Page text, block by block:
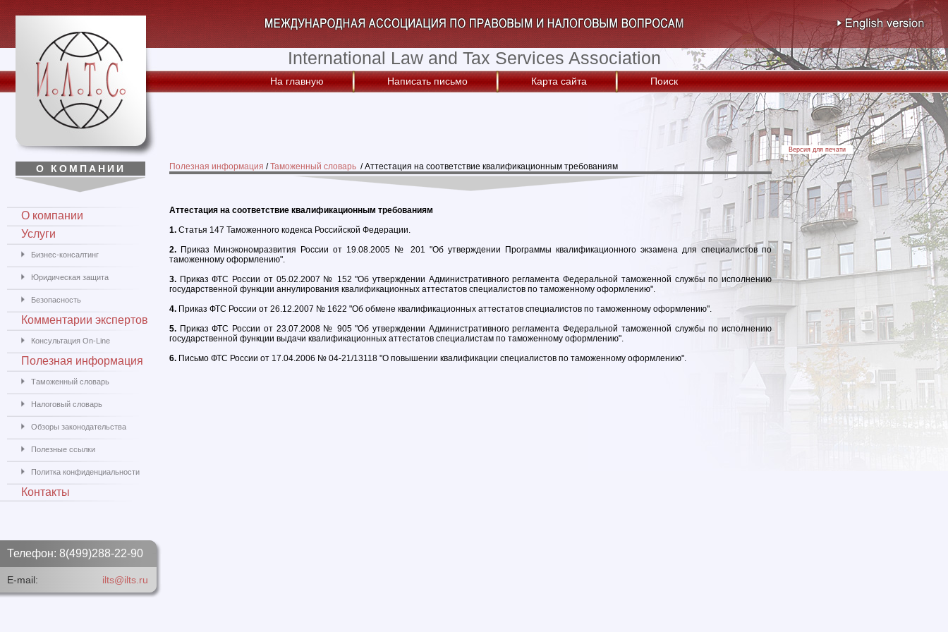
International Law and Tax Services Association
На главную Написать письмо Карта сайта Поиск
Полезная информация /Таможенный словарь /Аттестация на соответствие квалификационным требованиям
Аттестация на соответствие квалификационным требованиям
1. Статья 147 Таможенного кодекса Российской Федерации.
2. Приказ Минэкономразвития России от 19.08.2005 № 201 "Об утверждении Программы квалификационного экзамена для специалистов по
таможенному оформлению".
3. Приказ ФТС России от 05.02.2007 № 152 "Об утверждении Административного регламента Федеральной таможенной службы по исполнению
государственной функции аннулирования квалификационных аттестатов специалистов по таможенному оформлению".
4. Приказ ФТС России от 26.12.2007 № 1622 "Об обмене квалификационных аттестатов специалистов по таможенному оформлению".
5. Приказ ФТС России от 23.07.2008 № 905 "Об утверждении Административного регламента Федеральной таможенной службы по исполнению
государственной функции выдачи квалификационных аттестатов специалистам по таможенному оформлению".
6. Письмо ФТС России от 17.04.2006 № 04-21/13118 "О повышении квалификации специалистов по таможенному оформлению".
О КОМПАНИИ
О компании
Услуги
Бизнес-консалтинг
Юридическая защита
Безопасность
Комментарии экспертов
Консультация On-Line
Полезная информация
Таможенный словарь
Налоговый словарь
Обзоры законодательства
Полезные ссылки
Политка конфиденциальности
Контакты
Телефон: 8(499)288-22-90
E-mail: ilts@ilts.ru
Версия для печати